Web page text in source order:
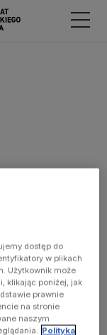
dostęp do
w plikach
Użytkownik może
klikając poniżej, jak
prawnie
na stronie
naszym
Polityka